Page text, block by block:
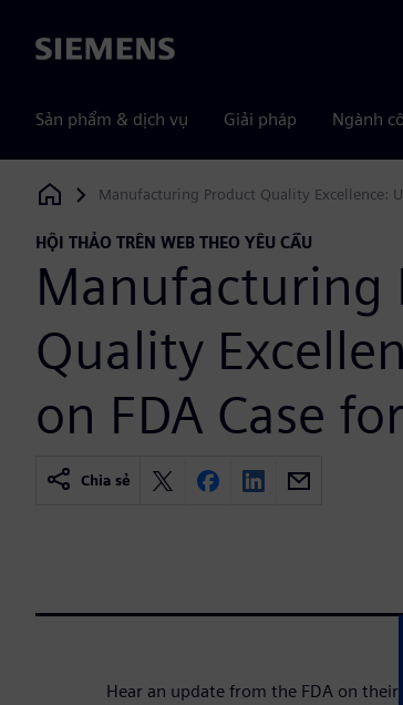
Siemens
Sản phẩm & dịch vụ Giải pháp Ngành
Siemens Digital Industries Software
Manufacturing Product Quality Excellence:
HỘI THẢO TRÊN WEB THEO YÊU CẦU
Manufacturing
Quality
on FDA Case
Chia sẻ
Hear an update from the FDA on